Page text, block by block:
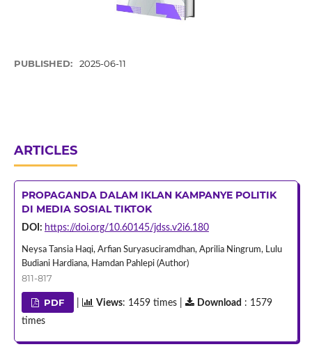
PUBLISHED: 2025-06-11
ARTICLES
PROPAGANDA DALAM IKLAN KAMPANYE POLITIK
DI MEDIA SOSIAL TIKTOK
DOI: https://doi.org/10.60145/jdss.v2i6.180
Neysa Tansia Haqi, Arfian Suryasuciramdhan, Aprilia Ningrum, Lulu
Budiani Hardiana, Hamdan Pahlepi (Author)
811-817
PDF Views: 1459 times | Download : 1579
times